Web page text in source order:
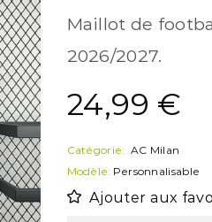
Maillot de
2026/2027.
24,99 €
Catégorie: AC Milan
Modèle: Personnalisable
Ajouter aux